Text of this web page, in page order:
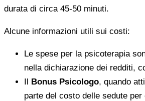
durata di circa 45-50 minuti.
Alcune informazioni utili sui costi:
Le spese per la psicoterapia
nella dichiarazione dei redditi,
Il Bonus Psicologo, quando
parte del costo delle sedute per